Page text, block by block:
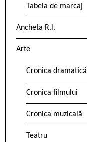
Tabela de marcaj
Ancheta R.l.
Arte
Cronica dramatică
Cronica filmului
Cronica muzicală
Teatru